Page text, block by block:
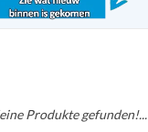
Produkte gefunden!...